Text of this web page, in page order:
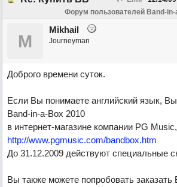
Форум пользователей Band-
M
Mikhail
Journeyman
Доброго времени суток.
Если Вы понимаете английский язык,
Band-in-a-Box 2010
в интернет-магазине компании PG
http://www.pgmusic.com/bandbox.htm
До 31.12.2009 действуют специальные
Вы также можете попробовать заказать